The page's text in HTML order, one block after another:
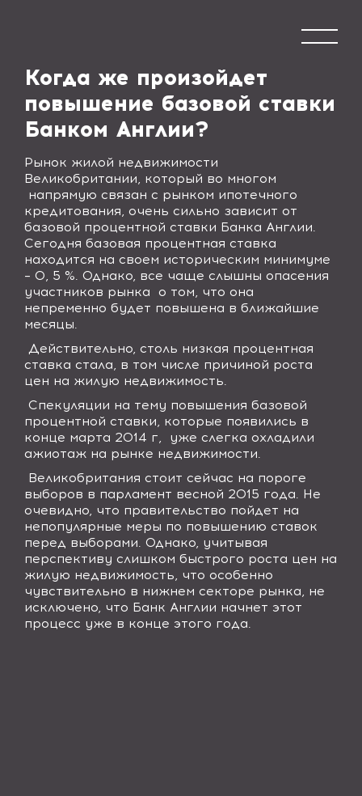
Когда же произойдет
повышение базовой ставки
Банком Англии?
Рынок жилой недвижимости
Великобритании, который во многом
напрямую связан с рынком ипотечного
кредитования, очень сильно зависит от
базовой процентной ставки Банка Англии.
Сегодня базовая процентная ставка
находится на своем историческим минимуме
– 0, 5 %. Однако, все чаще слышны опасения
участников рынка о том, что она
непременно будет повышена в ближайшие
месяцы.
Действительно, столь низкая процентная
ставка стала, в том числе причиной роста
цен на жилую недвижимость.
Спекуляции на тему повышения базовой
процентной ставки, которые появились в
конце марта 2014 г, уже слегка охладили
ажиотаж на рынке недвижимости.
Великобритания стоит сейчас на пороге
выборов в парламент весной 2015 года. Не
очевидно, что правительство пойдет на
непопулярные меры по повышению ставок
перед выборами. Однако, учитывая
перспективу слишком быстрого роста цен на
жилую недвижимость, что особенно
чувствительно в нижнем секторе рынка, не
исключено, что Банк Англии начнет этот
процесс уже в конце этого года.